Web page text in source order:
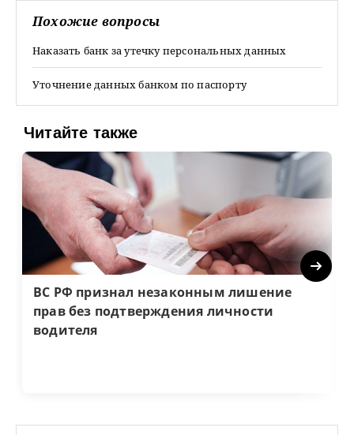
Похожие вопросы
Наказать банк за утечку персональных данных
Уточнение данных банком по паспорту
Читайте также
ВС РФ признал незаконным лишение
прав без подтверждения личности
водителя
Next